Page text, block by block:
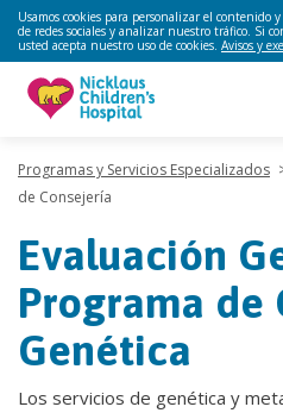
Usamos cookies para personalizar el contenido
de redes sociales y analizar nuestro tráfico. Si
usted acepta nuestro uso de cookies. Avisos y
Programas y Servicios Especializados
de Consejería
Evaluación
Programa de
Genética
Los servicios de genética y